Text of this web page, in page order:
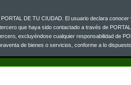
DE TU CIUDAD. El usuario declara
que haya sido contactado a través de
excluyéndose cualquier responsabilidad de
de bienes o servicios, conforme a lo